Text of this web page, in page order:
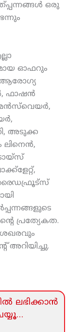
ഒരു
ഓഫറും
ആരോഗ്യ
ഫാഷന്‍
അടുക്ക
ലിനെന്‍,
പ്രത്യേകത.
അറിയിച്ചു.
ലഭിക്കാന്‍